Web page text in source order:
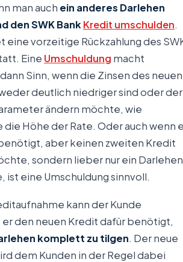
man auch ein anderes Darlehen
den SWK Bank Kredit umschulden.
eine vorzeitige Rückzahlung des
Eine Umschuldung macht
Sinn, wenn die Zinsen des neuen
deutlich niedriger sind oder der
ändern möchte, wie
Höhe der Rate. Oder auch wenn
aber keinen zweiten Kredit
sondern lieber nur ein Darlehen
ist eine Umschuldung sinnvoll.
kann der Kunde
er den neuen Kredit dafür benötigt,
komplett zu tilgen. Der neue
dem Kunden in der Regel dabei